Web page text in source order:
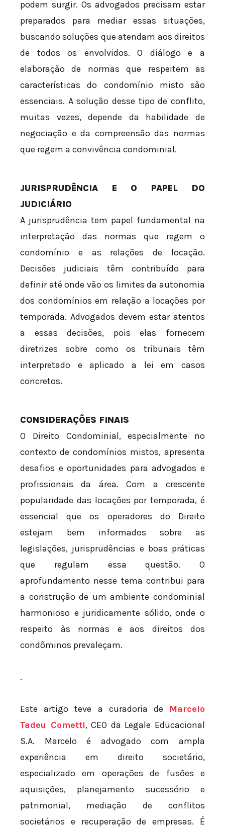
podem surgir. Os advogados precisam estar
preparados para mediar essas situações,
buscando soluções que atendam aos direitos
de todos os envolvidos. O diálogo e a
elaboração de normas que respeitem as
características do condomínio misto são
essenciais. A solução desse tipo de conflito,
muitas vezes, depende da habilidade de
negociação e da compreensão das normas
que regem a convivência condominial.
JURISPRUDÊNCIA E O PAPEL DO
JUDICIÁRIO
A jurisprudência tem papel fundamental na
interpretação das normas que regem o
condomínio e as relações de locação.
Decisões judiciais têm contribuído para
definir até onde vão os limites da autonomia
dos condomínios em relação a locações por
temporada. Advogados devem estar atentos
a essas decisões, pois elas fornecem
diretrizes sobre como os tribunais têm
interpretado e aplicado a lei em casos
concretos.
CONSIDERAÇÕES FINAIS
O Direito Condominial, especialmente no
contexto de condomínios mistos, apresenta
desafios e oportunidades para advogados e
profissionais da área. Com a crescente
popularidade das locações por temporada, é
essencial que os operadores do Direito
estejam bem informados sobre as
legislações, jurisprudências e boas práticas
que regulam essa questão. O
aprofundamento nesse tema contribui para
a construção de um ambiente condominial
harmonioso e juridicamente sólido, onde o
respeito às normas e aos direitos dos
condôminos prevaleçam.
.
Este artigo teve a curadoria de Marcelo
Tadeu Cometti, CEO da Legale Educacional
S.A. Marcelo é advogado com ampla
experiência em direito societário,
especializado em operações de fusões e
aquisições, planejamento sucessório e
patrimonial, mediação de conflitos
societários e recuperação de empresas. É